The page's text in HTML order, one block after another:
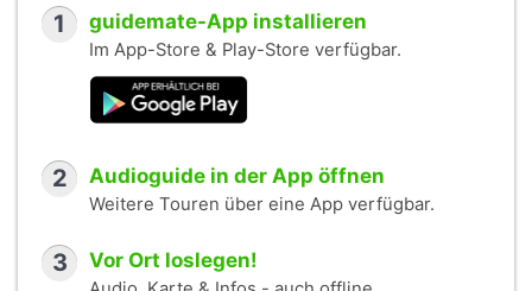
1 guidemate-App installieren
Im App-Store & Play-Store verfügbar.
2 Audioguide in der App öffnen
Weitere Touren über eine App verfügbar.
3 Vor Ort loslegen!